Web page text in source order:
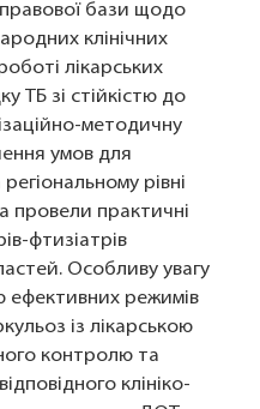
бази щодо
клінічних
лікарських
ТБ зі стійкістю до
методичну
умов для
рівні
провели практичні
фтизіатрів
Особливу увагу
ефективних режимів
із лікарською
контролю та
клініко-